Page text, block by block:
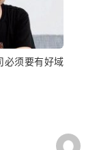
必须要有好域